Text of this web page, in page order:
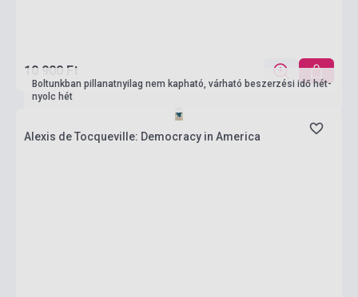
10 900 Ft
Boltunkban pillanatnyilag nem kapható, várható beszerzési idő hét-
nyolc hét
Alexis de Tocqueville: Democracy in America